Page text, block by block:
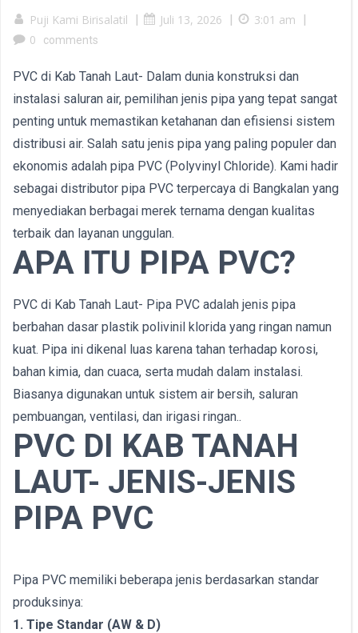
Puji Kami Birisalatil | Juli 13, 2026 | 3:01 am
|
0
comments
PVC di Kab Tanah Laut- Dalam dunia konstruksi dan
instalasi saluran air, pemilihan jenis pipa yang tepat sangat
penting untuk memastikan ketahanan dan efisiensi sistem
distribusi air. Salah satu jenis pipa yang paling populer dan
ekonomis adalah pipa PVC (Polyvinyl Chloride). Kami hadir
sebagai distributor pipa PVC terpercaya di Bangkalan yang
menyediakan berbagai merek ternama dengan kualitas
terbaik dan layanan unggulan.
APA ITU PIPA PVC?
PVC di Kab Tanah Laut- Pipa PVC adalah jenis pipa
berbahan dasar plastik polivinil klorida yang ringan namun
kuat. Pipa ini dikenal luas karena tahan terhadap korosi,
bahan kimia, dan cuaca, serta mudah dalam instalasi.
Biasanya digunakan untuk sistem air bersih, saluran
pembuangan, ventilasi, dan irigasi ringan..
PVC DI KAB TANAH
LAUT- JENIS-JENIS
PIPA PVC
Pipa PVC memiliki beberapa jenis berdasarkan standar
produksinya:
1. Tipe Standar (AW & D)